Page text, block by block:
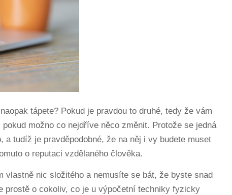
tápete? Pokud je pravdou to druhé, tedy že vám
možno co nejdříve něco změnit. Protože se jedná
tudíž je pravděpodobné, že na něj i vy budete muset
o reputaci vzdělaného člověka.
vlastně nic složitého a nemusíte se bát, že byste snad
prostě o cokoliv, co je u výpočetní techniky fyzicky